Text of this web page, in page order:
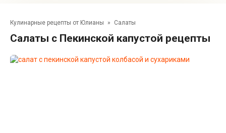
Кулинарные рецепты от Юлианы » Салаты
Салаты с Пекинской капустой рецепты